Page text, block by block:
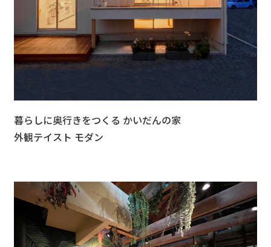
暮らしに奥行きをつくる かいだんの家
外観テイスト モダン